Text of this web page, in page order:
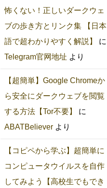
怖くない！正しいダークウェ
ブの歩き方とリンク集 【日本
語で超わかりやすく解説】
に
Telegram官网地址 より
【超簡単】Google Chromeか
ら安全にダークウェブを閲覧
する方法【Tor不要】
に
ABATBeliever より
【コピペから学ぶ】超簡単に
コンピュータウイルスを自作
してみよう【高校生でもでき